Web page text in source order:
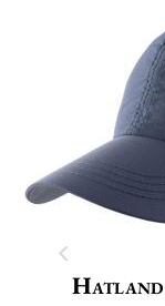
Hatland